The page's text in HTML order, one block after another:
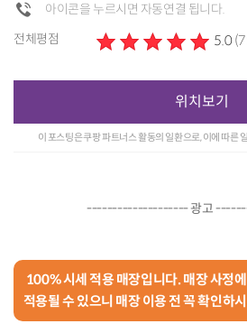
아이콘을 누르시면 자동연결 됩니다.
전체평점
5.0
위치보기
이 포스팅은 쿠팡 파트너스 활동의 일환으로, 이에 따른
-------------------- 광고
100% 시세 적용 매장입니다. 매장 사정
적용될 수 있으니 매장 이용 전 꼭 확인하